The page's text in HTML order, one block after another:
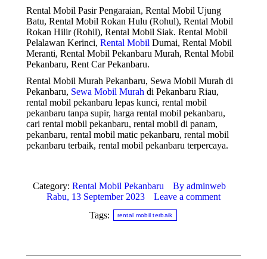
Rental Mobil Pasir Pengaraian, Rental Mobil Ujung
Batu, Rental Mobil Rokan Hulu (Rohul), Rental Mobil
Rokan Hilir (Rohil), Rental Mobil Siak. Rental Mobil
Pelalawan Kerinci, Rental Mobil Dumai, Rental Mobil
Meranti, Rental Mobil Pekanbaru Murah, Rental Mobil
Pekanbaru, Rent Car Pekanbaru.
Rental Mobil Murah Pekanbaru, Sewa Mobil Murah di
Pekanbaru, Sewa Mobil Murah di Pekanbaru Riau,
rental mobil pekanbaru lepas kunci, rental mobil
pekanbaru tanpa supir, harga rental mobil pekanbaru,
cari rental mobil pekanbaru, rental mobil di panam,
pekanbaru, rental mobil matic pekanbaru, rental mobil
pekanbaru terbaik, rental mobil pekanbaru terpercaya.
Category: Rental Mobil Pekanbaru By adminweb
Rabu, 13 September 2023
Leave a comment
Tags:
rental mobil terbaik